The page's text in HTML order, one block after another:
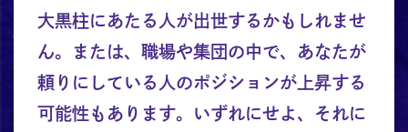
大黒柱にあたる人が出世するかもしれませ
ん。または、職場や集団の中で、あなたが
頼りにしている人のポジションが上昇する
可能性もあります。いずれにせよ、それに